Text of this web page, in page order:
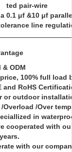
ted pair-wire
0.1 μf &10 μf
line
& ODM
100% full load
and RoHS
or outdoor
/Over
in
cooperated with
with our